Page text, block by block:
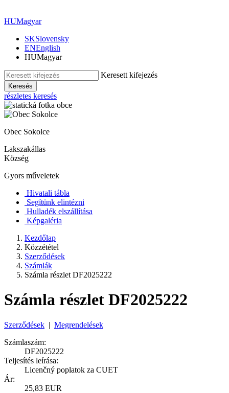
HUMagyar
SKSlovensky
ENEnglish
HUMagyar
Keresett kifejezés
Keresés
részletes keresés
Obec Sokolce
Lakszakállas
Község
Gyors műveletek
Hivatali tábla
Segítünk elintézni
Hulladék elszállítása
Képgaléria
Kezdőlap
Közzététel
Szerződések
Számlák
Számla részlet DF2025222
Számla részlet DF2025222
Szerződések | Megrendelések
Számlaszám:
DF2025222
Teljesítés leírása:
Licenčný poplatok za CUET
Ár:
25,83 EUR